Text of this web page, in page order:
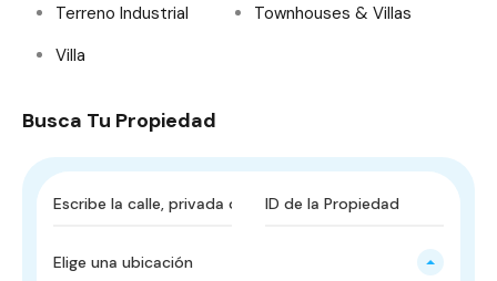
Terreno Industrial
Townhouses & Villas
Villa
Busca Tu Propiedad
Elige una ubicación